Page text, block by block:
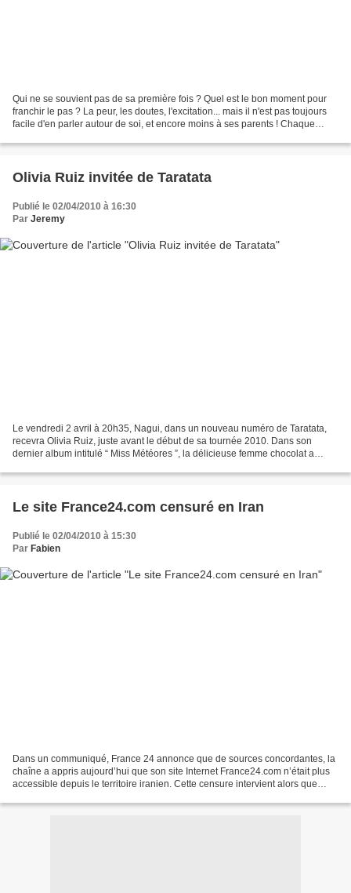
Qui ne se souvient pas de sa première fois ? Quel est le bon moment pour
franchir le pas ? La peur, les doutes, l'excitation... mais il n'est pas toujours
facile d'en parler autour de soi, et encore moins à ses parents ! Chaque
Olivia Ruiz invitée de Taratata
Publié le 02/04/2010 à 16:30
Par Jeremy
Le vendredi 2 avril à 20h35, Nagui, dans un nouveau numéro de Taratata,
recevra Olivia Ruiz, juste avant le début de sa tournée 2010. Dans son
dernier album intitulé “ Miss Météores ”, la délicieuse femme chocolat a
Le site France24.com censuré en Iran
Publié le 02/04/2010 à 15:30
Par Fabien
Dans un communiqué, France 24 annonce que de sources concordantes, la
chaîne a appris aujourd’hui que son site Internet France24.com n’était plus
accessible depuis le territoire iranien. Cette censure intervient alors que